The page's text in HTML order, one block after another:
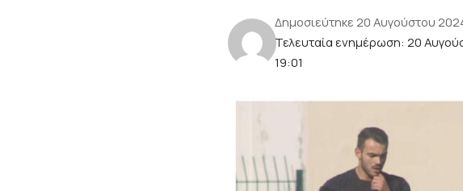
Τελευταία ενημέρωση: 20
19:01
Δημοσιεύτηκε 20 Αυγούστου